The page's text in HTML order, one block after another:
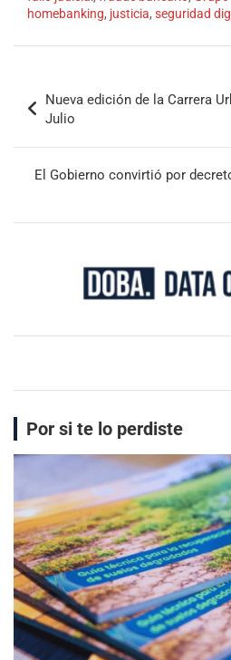
homebanking, justicia, seguridad
Nueva edición de la Carrera
Julio
El Gobierno convirtió por
Por si te lo perdiste